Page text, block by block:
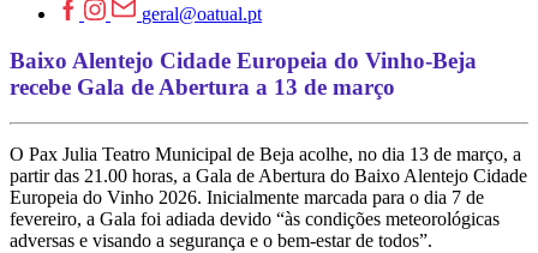
geral@oatual.pt
Baixo Alentejo Cidade Europeia do Vinho-Beja
recebe Gala de Abertura a 13 de março
O Pax Julia Teatro Municipal de Beja acolhe, no dia 13 de março, a
partir das 21.00 horas, a Gala de Abertura do Baixo Alentejo Cidade
Europeia do Vinho 2026. Inicialmente marcada para o dia 7 de
fevereiro, a Gala foi adiada devido “às condições meteorológicas
adversas e visando a segurança e o bem-estar de todos”.